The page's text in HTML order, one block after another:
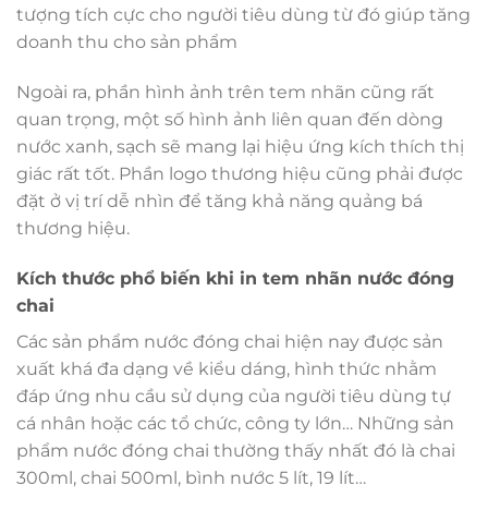
tượng tích cực cho người tiêu dùng từ đó giúp tăng
doanh thu cho sản phẩm
Ngoài ra, phần hình ảnh trên tem nhãn cũng rất
quan trọng, một số hình ảnh liên quan đến dòng
nước xanh, sạch sẽ mang lại hiệu ứng kích thích thị
giác rất tốt. Phần logo thương hiệu cũng phải được
đặt ở vị trí dễ nhìn để tăng khả năng quảng bá
thương hiệu.
Kích thước phổ biến khi in tem nhãn nước đóng
chai
Các sản phẩm nước đóng chai hiện nay được sản
xuất khá đa dạng về kiểu dáng, hình thức nhằm
đáp ứng nhu cầu sử dụng của người tiêu dùng tự
cá nhân hoặc các tổ chức, công ty lớn… Những sản
phẩm nước đóng chai thường thấy nhất đó là chai
300ml, chai 500ml, bình nước 5 lít, 19 lít…